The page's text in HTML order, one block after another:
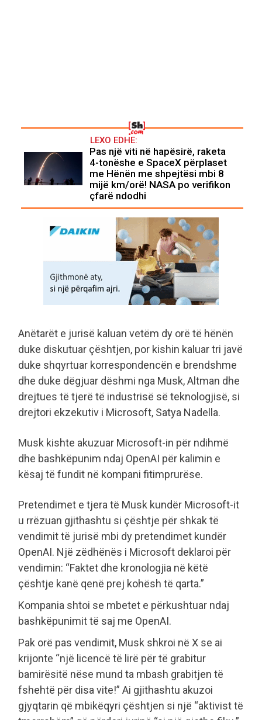
LEXO EDHE:
Pas një viti në hapësirë, raketa
4-tonëshe e SpaceX përplaset
me Hënën me shpejtësi mbi 8
mijë km/orë! NASA po verifikon
çfarë ndodhi
Anëtarët e jurisë kaluan vetëm dy orë të hënën
duke diskutuar çështjen, por kishin kaluar tri javë
duke shqyrtuar korrespondencën e brendshme
dhe duke dëgjuar dëshmi nga Musk, Altman dhe
drejtues të tjerë të industrisë së teknologjisë, si
drejtori ekzekutiv i Microsoft, Satya Nadella.
Musk kishte akuzuar Microsoft-in për ndihmë
dhe bashkëpunim ndaj OpenAI për kalimin e
kësaj të fundit në kompani fitimprurëse.
Pretendimet e tjera të Musk kundër Microsoft-it
u rrëzuan gjithashtu si çështje për shkak të
vendimit të jurisë mbi dy pretendimet kundër
OpenAI. Një zëdhënës i Microsoft deklaroi për
vendimin: “Faktet dhe kronologjia në këtë
çështje kanë qenë prej kohësh të qarta.”
Kompania shtoi se mbetet e përkushtuar ndaj
bashkëpunimit të saj me OpenAI.
Pak orë pas vendimit, Musk shkroi në X se ai
krijonte “një licencë të lirë për të grabitur
bamirësitë nëse mund ta mbash grabitjen të
fshehtë për disa vite!” Ai gjithashtu akuzoi
gjyqtarin që mbikëqyri çështjen si një “aktivist të